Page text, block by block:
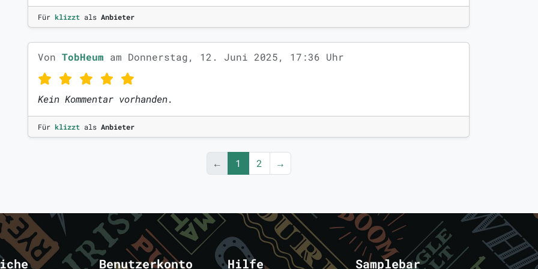
Für klizzt als Anbieter
Von TobHeum am Donnerstag, 12. Juni 2025, 17:36 Uhr
Kein Kommentar vorhanden.
Für klizzt als Anbieter
← 1 2 →
Benutzerkonto Hilfe Samplebar